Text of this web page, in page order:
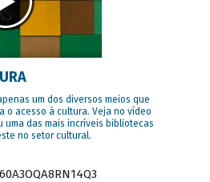
um dos diversos meios que
o acesso à cultura. Veja no vídeo
uma das mais incríveis bibliotecas
no setor cultural.